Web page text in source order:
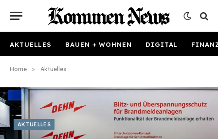
AKTUELLES BAUEN + WOHNEN DIGITAL
Home » Aktuelles
AKTUELLES